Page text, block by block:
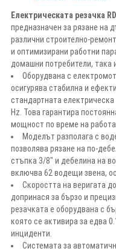
Електрическата резачка
предназначен за рязане на
различни строително-
и оптимизирани работни
домашни потребители, така
Оборудвана с
осигурява стабилна и
стандартната
Hz. Това гарантира
мощност по време на работа.
Моделът разполага с
позволява рязане на по-
стъпка 3/8" и дебелина на
включва 62 водещи звена,
Скоростта на веригата
допринася за бързо и
резачката е оборудвана с
която се активира за едва
инциденти.
Системата за